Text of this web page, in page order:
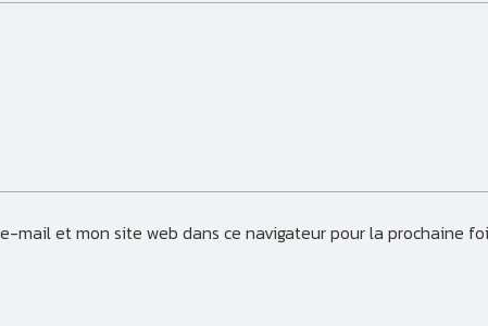
mail et mon site web dans ce navigateur pour la prochaine